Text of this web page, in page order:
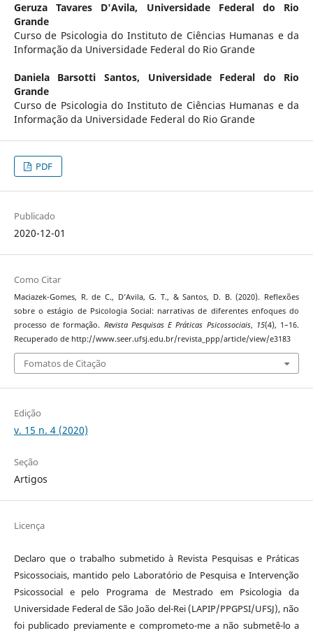
Geruza Tavares D'Avila, Universidade Federal do Rio
Grande
Curso de Psicologia do Instituto de Ciências Humanas e da
Informação da Universidade Federal do Rio Grande
Daniela Barsotti Santos, Universidade Federal do Rio
Grande
Curso de Psicologia do Instituto de Ciências Humanas e da
Informação da Universidade Federal do Rio Grande
PDF
Publicado
2020-12-01
Como Citar
Maciazek-Gomes, R. de C., D’Avila, G. T., & Santos, D. B. (2020). Reflexões
sobre o estágio de Psicologia Social: narrativas de diferentes enfoques do
processo de formação. Revista Pesquisas E Práticas Psicossociais, 15(4), 1–16.
Recuperado de http://www.seer.ufsj.edu.br/revista_ppp/article/view/e3183
Fomatos de Citação
Edição
v. 15 n. 4 (2020)
Seção
Artigos
Licença
Declaro que o trabalho submetido à Revista Pesquisas e Práticas
Psicossociais, mantido pelo Laboratório de Pesquisa e Intervenção
Psicossocial e pelo Programa de Mestrado em Psicologia da
Universidade Federal de São João del-Rei (LAPIP/PPGPSI/UFSJ), não
foi publicado previamente e comprometo-me a não submetê-lo a